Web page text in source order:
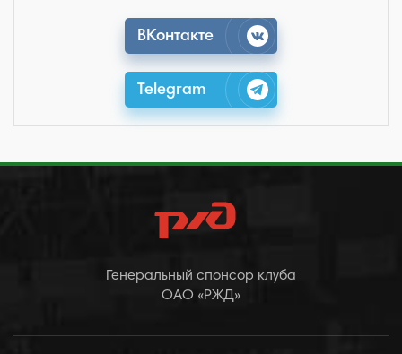
ВКонтакте
Telegram
Генеральный спонсор клуба
ОАО «РЖД»